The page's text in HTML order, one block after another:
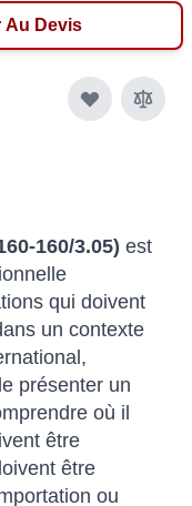
Au Devis
160/3.05) est
qui doivent
un contexte
présenter un
où il
être
être
ou